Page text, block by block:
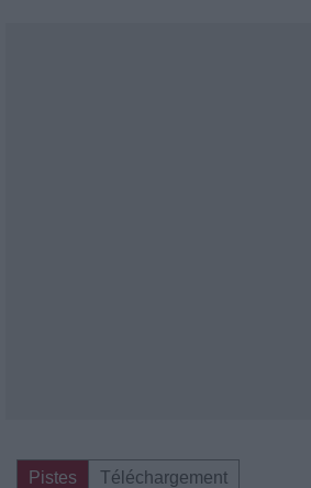
Pistes
Téléchargement